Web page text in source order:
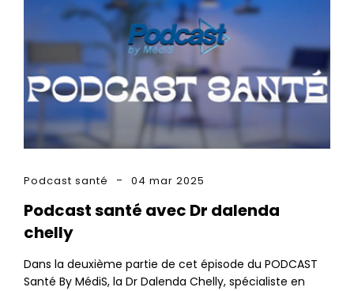
Podcast santé 04 mar 2025
Podcast santé avec Dr dalenda
chelly
Dans la deuxième partie de cet épisode du PODCAST
Santé By MédiS, la Dr Dalenda Chelly, spécialiste en